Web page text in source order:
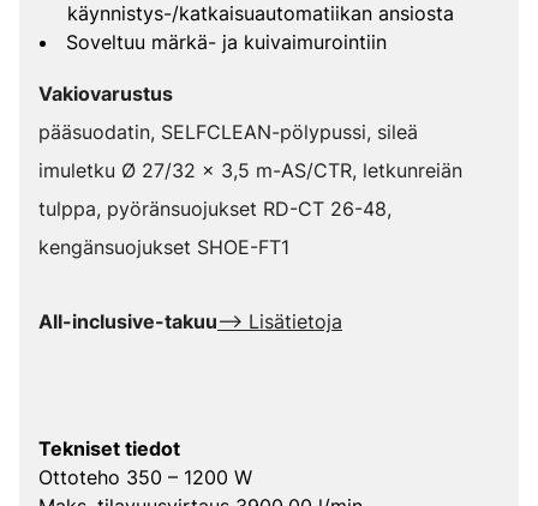
käynnistys-/katkaisuautomatiikan ansiosta
Soveltuu märkä- ja kuivaimurointiin
Vakiovarustus
pääsuodatin, SELFCLEAN-pölypussi, sileä
imuletku Ø 27/32 x 3,5 m-AS/CTR, letkunreiän
tulppa, pyöränsuojukset RD-CT 26-48,
kengänsuojukset SHOE-FT1
All-inclusive-takuu--> Lisätietoja
Tekniset tiedot
Ottoteho 350 – 1200 W